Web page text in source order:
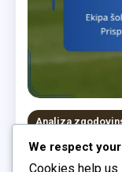
Analiza
Ekipa šol v
We respect
Cookies help us